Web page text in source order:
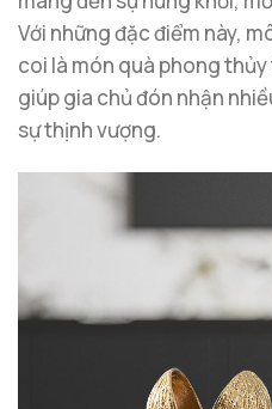
Với những đặc điểm này,
coi là món quà phong
giúp gia chủ đón nhận
sự thịnh vượng.